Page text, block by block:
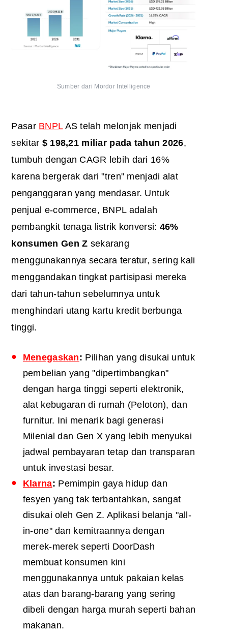
Sumber dari Mordor Intelligence
Pasar BNPLAS telah melonjak menjadi
sekitar $ 198,21 miliar pada tahun 2026,
tumbuh dengan CAGR lebih dari 16%
karena bergerak dari "tren" menjadi alat
penganggaran yang mendasar. Untuk
penjual e-commerce, BNPL adalah
pembangkit tenaga listrik konversi: 46%
konsumen Gen Z sekarang
menggunakannya secara teratur, sering kali
menggandakan tingkat partisipasi mereka
dari tahun-tahun sebelumnya untuk
menghindari utang kartu kredit berbunga
tinggi.
Menegaskan: Pilihan yang disukai untuk
pembelian yang "dipertimbangkan"
dengan harga tinggi seperti elektronik,
alat kebugaran di rumah (Peloton), dan
furnitur. Ini menarik bagi generasi
Milenial dan Gen X yang lebih menyukai
jadwal pembayaran tetap dan transparan
untuk investasi besar.
Klarna: Pemimpin gaya hidup dan
fesyen yang tak terbantahkan, sangat
disukai oleh Gen Z. Aplikasi belanja "all-
in-one" dan kemitraannya dengan
merek-merek seperti DoorDash
membuat konsumen kini
menggunakannya untuk pakaian kelas
atas dan barang-barang yang sering
dibeli dengan harga murah seperti bahan
makanan.